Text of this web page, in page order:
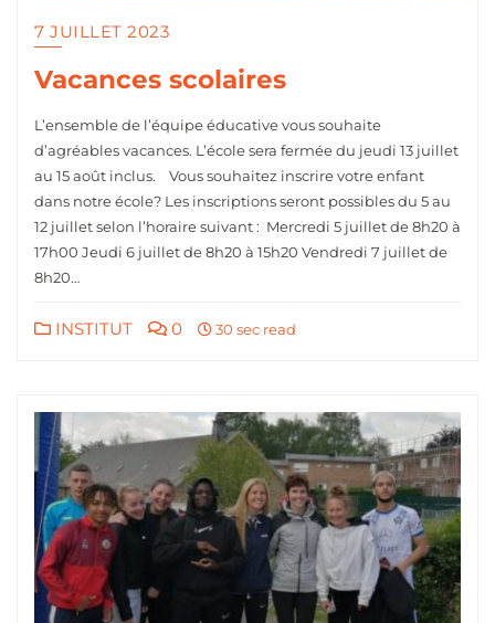
7 JUILLET 2023
Vacances scolaires
L’ensemble de l’équipe éducative vous souhaite
d’agréables vacances. L’école sera fermée du jeudi 13 juillet
au 15 août inclus. Vous souhaitez inscrire votre enfant
dans notre école? Les inscriptions seront possibles du 5 au
12 juillet selon l’horaire suivant : Mercredi 5 juillet de 8h20 à
17h00 Jeudi 6 juillet de 8h20 à 15h20 Vendredi 7 juillet de
8h20…
INSTITUT 0 30 sec read